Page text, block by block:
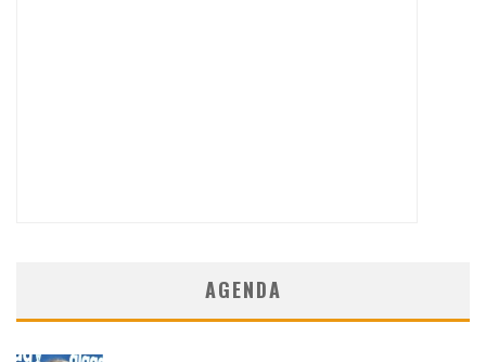
AGENDA